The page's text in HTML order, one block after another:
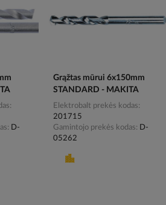
D-
Grąžtas mūrui 6x150mm
STANDARD - MAKITA
Elektrobalt prekės kodas
201715
Gamintojo prekės kodas
D-
05262